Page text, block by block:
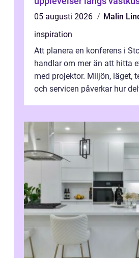
05 augusti 2026
Malin
inspiration
Att planera en konferens i
handlar om mer än att hitta
med projektor. Miljön, läget,
och servicen påverkar hur